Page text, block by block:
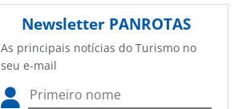
Newsletter PANROTAS
As principais notícias do Turismo no
seu e-mail